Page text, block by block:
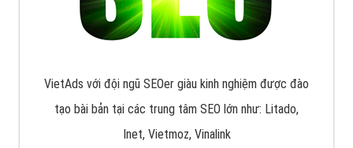
VietAds với đội ngũ SEOer giàu kinh nghiệm được đào
tạo bài bản tại các trung tâm SEO lớn như: Litado,
Inet, Vietmoz, Vinalink